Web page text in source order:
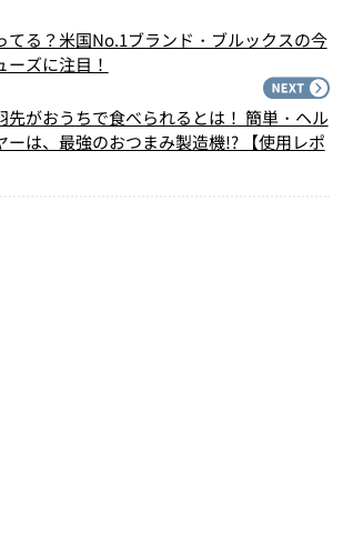
てる？米国No.1ブランド・ブルックスの今
ズに注目！
先がおうちで食べられるとは！ 簡単・ヘル
ーは、最強のおつまみ製造機!? 【使用レポ